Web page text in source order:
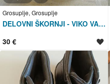
DELOVNI ŠKORNJI - VIKO VARAŽDIN ŠT.45
Grosuplje, Grosuplje
30 €